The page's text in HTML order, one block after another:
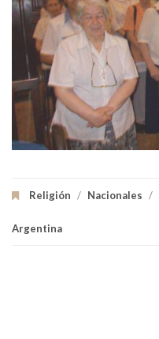
Religión / Nacionales /
Argentina